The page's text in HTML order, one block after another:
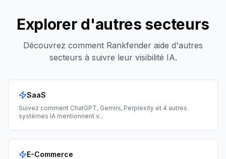
Explorer d'autres secteurs
Découvrez comment Rankfender aide d'autres
secteurs à suivre leur visibilité IA.
SaaS
Suivez comment ChatGPT, Gemini, Perplexity et 4 autres
systèmes IA mentionnent v...
E-Commerce